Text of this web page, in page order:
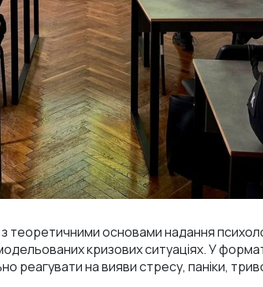
теоретичними основами надання
кризових ситуаціях. У
реагувати на вияви стресу, паніки,